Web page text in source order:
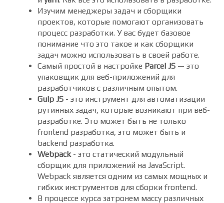
NodeJS, модули, рассмотрим два пакета
менеджеровnpm(установлен по умолчанию)
иyarn. Как всё это использовать в разработке.
Изучим менеджеры задач и сборщики
проектов, которые помогают организовать
процесс разработки. У вас будет базовое
понимание что это такое и как сборщики
задач можно использовать в своей работе.
Самый простой в настройке Parcel JS— это
упаковщик для веб-приложений для
разработчиков с различным опытом.
Gulp JS- это инструмент для автоматизации
рутинных задач, которые возникают при веб-
разработке. Это может быть не только
frontend разработка, это может быть и
backend разработка.
Webpack - это статический модульный
сборщик для приложений на JavaScript.